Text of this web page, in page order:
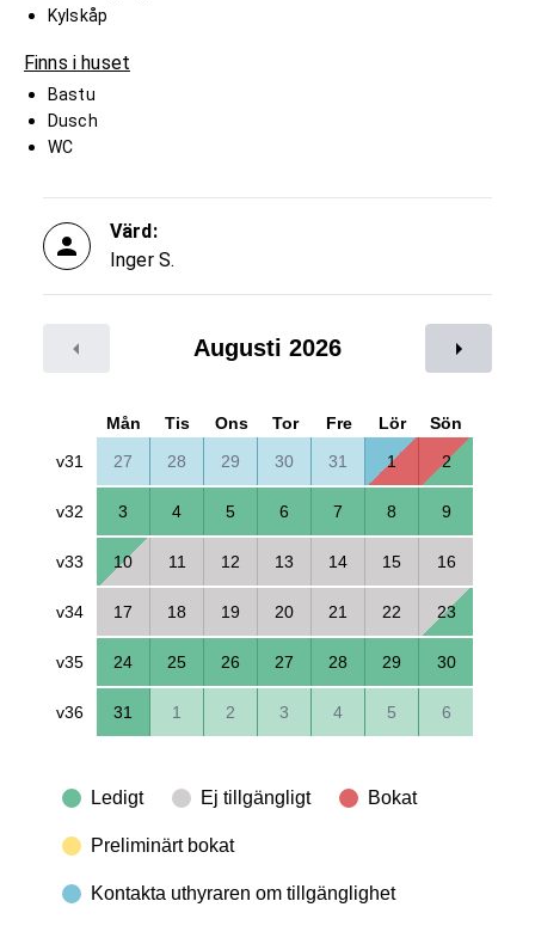
Kylskåp
Finns i huset
Bastu
Dusch
WC
Värd:
Inger S.
Augusti 2026
Mån Tis Ons Tor Fre Lör
Sön
v31
27 28 29 30 31 1 2
v32 3 4 5 6 7 8 9
v33 10 11 12 13 14 15 16
v34 17 18 19 20 21 22 23
v35 24 25 26 27 28 29 30
v36 31 1 2 3 4 5 6
Ledigt Ej tillgängligt Bokat
Preliminärt bokat
Kontakta uthyraren om tillgänglighet